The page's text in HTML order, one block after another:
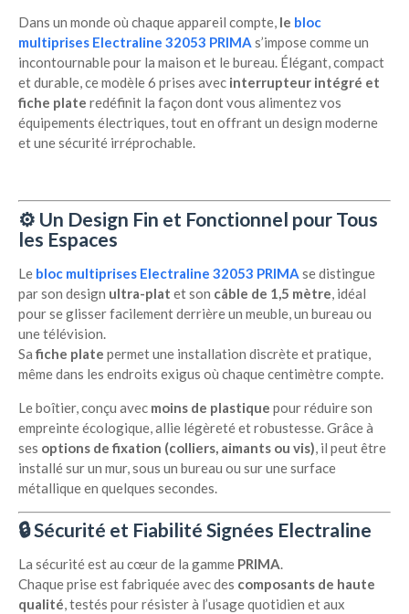
Dans un monde où chaque appareil compte, le bloc
multiprises Electraline 32053 PRIMA s’impose comme un
incontournable pour la maison et le bureau. Élégant, compact
et durable, ce modèle 6 prises avec interrupteur intégré et
fiche plate redéfinit la façon dont vous alimentez vos
équipements électriques, tout en offrant un design moderne
et une sécurité irréprochable.
⚙️ Un Design Fin et Fonctionnel pour Tous
les Espaces
Le bloc multiprises Electraline 32053 PRIMA se distingue
par son design ultra-plat et son câble de 1,5 mètre , idéal
pour se glisser facilement derrière un meuble, un bureau ou
une télévision.
Sa fiche plate permet une installation discrète et pratique,
même dans les endroits exigus où chaque centimètre compte.
Le boîtier, conçu avec moins de plastique pour réduire son
empreinte écologique, allie légèreté et robustesse. Grâce à
ses options de fixation (colliers, aimants ou vis) , il peut être
installé sur un mur, sous un bureau ou sur une surface
métallique en quelques secondes.
🔒Sécurité et Fiabilité Signées Electraline
La sécurité est au cœur de la gamme PRIMA.
Chaque prise est fabriquée avec des composants de haute
qualité, testés pour résister à l’usage quotidien et aux